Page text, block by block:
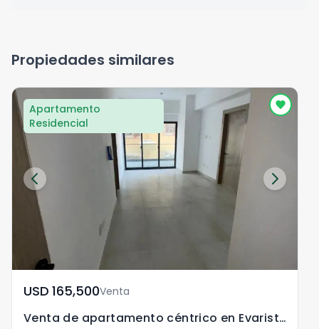
Propiedades similares
Apartamento
Residencial
USD	165,500Venta
Venta de apartamento céntrico en Evaristo Morales